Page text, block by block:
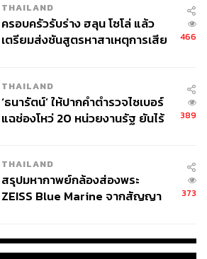
THAILAND
ครอบครัวรับร่าง ฮลุน โซโล่ แล้ว
เตรียมส่งชันสูตรหาสาเหตุการเสีย
466
THAILAND
‘ธนารัตน์’ ให้ปากคำตำรวจไซเบอร์
แฉช่องโหว่ 20 หน่วยงานรัฐ ยันไร้
389
THAILAND
สรุปมหากาพย์กล้องส่องพระ
ZEISS Blue Marine จากสัญญา
จ่ายหนี้-แอบระบุแบรนด์
373